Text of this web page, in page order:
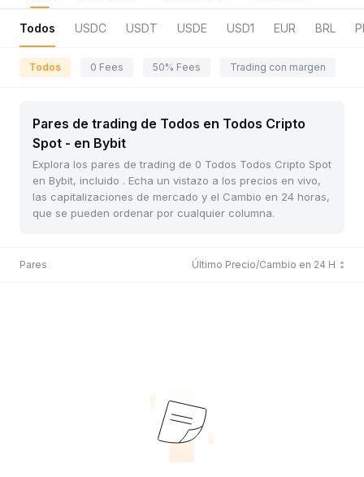
Todos USDC USDT USDE USD1 EUR BRL
Todos 0 Fees 50% Fees Trading con margen
Pares de trading de Todos en Todos Cripto
Spot - en Bybit
Explora los pares de trading de 0 Todos Todos Cripto Spot
en Bybit, incluido . Echa un vistazo a los precios en vivo,
las capitalizaciones de mercado y el Cambio en 24 horas,
que se pueden ordenar por cualquier columna.
Pares Último Precio/Cambio en 24 H